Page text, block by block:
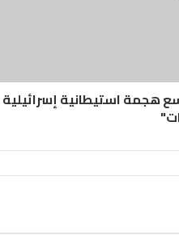
هجمة استيطانية إسرائيلية